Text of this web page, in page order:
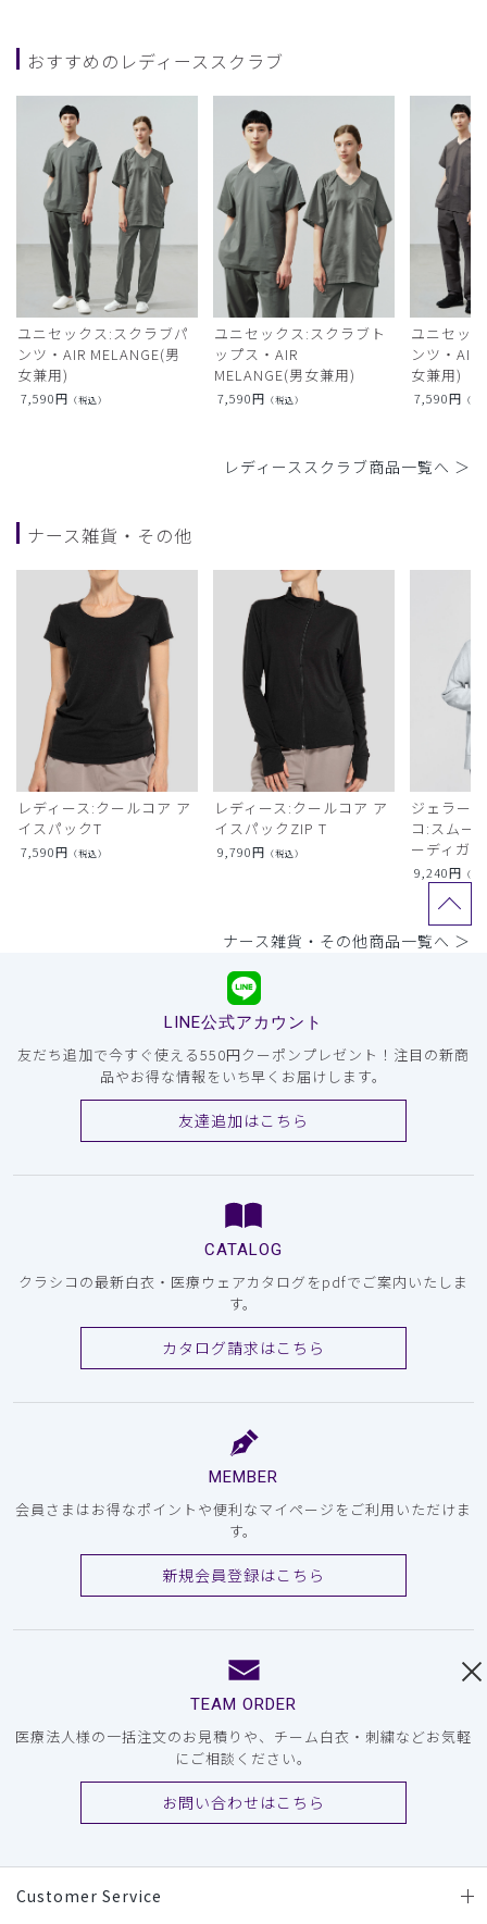
おすすめのレディーススクラブ
ユニセックス:スクラブパ
ンツ・AIR MELANGE(男
女兼用)
7,590円 （税込）
ユニセックス:スクラブト
ップス・AIR
MELANGE(男女兼用)
7,590円 （税込）
ユニセッ
ンツ・AIR
女兼用)
7,590円 （税
レディーススクラブ商品一覧へ ＞
ナース雑貨・その他
レディース:クールコア ア
イスパックT
7,590円 （税込）
レディース:クールコア ア
イスパックZIP T
9,790円 （税込）
ジェラー
コ:スムー
ーディガン
9,240円 （税
ナース雑貨・その他商品一覧へ ＞
LINE公式アカウント
友だち追加で今すぐ使える550円クーポンプレゼント！注目の新商
品やお得な情報をいち早くお届けします。
友達追加はこちら
CATALOG
クラシコの最新白衣・医療ウェアカタログをpdfでご案内いたしま
す。
カタログ請求はこちら
MEMBER
会員さまはお得なポイントや便利なマイページをご利用いただけま
す。
新規会員登録はこちら
TEAM ORDER
医療法人様の一括注文のお見積りや、チーム白衣・刺繍などお気軽
にご相談ください。
お問い合わせはこちら
Customer Service